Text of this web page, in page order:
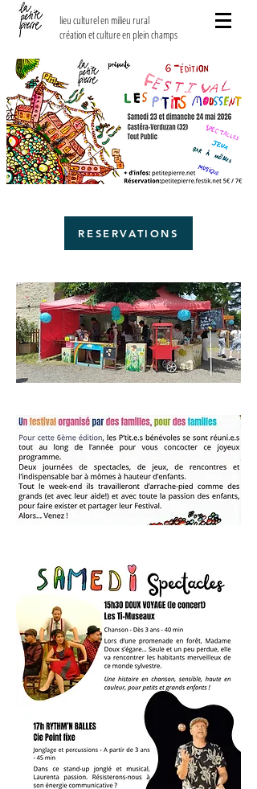
lieu culturel en milieu rural
création et culture en plein champs
RESERVATIONS